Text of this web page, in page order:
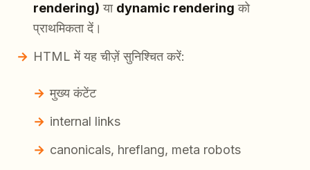
rendering) या dynamic rendering को
प्राथमिकता दें।
HTML में यह चीज़ें सुनिश्चित करें:
मुख्य कंटेंट
internal links
canonicals, hreflang, meta robots